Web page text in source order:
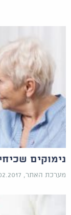
נימוקים
מערכת האתר, 19.02.2017